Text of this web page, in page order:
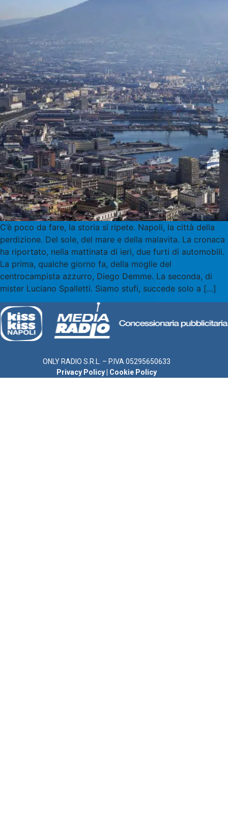
C’è poco da fare, la storia si ripete. Napoli, la città della
perdizione. Del sole, del mare e della malavita. La cronaca
ha riportato, nella mattinata di ieri, due furti di automobili.
La prima, qualche giorno fa, della moglie del
centrocampista azzurro, Diego Demme. La seconda, di
mister Luciano Spalletti. Siamo stufi, succede solo a […]
ONLY RADIO S.R.L. – P.IVA 05295650633
Privacy Policy
Cookie Policy